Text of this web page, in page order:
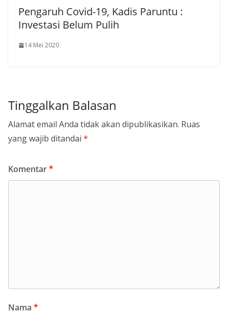
Pengaruh Covid-19, Kadis Paruntu :
Investasi Belum Pulih
14 Mei 2020
Tinggalkan Balasan
Alamat email Anda tidak akan dipublikasikan. Ruas
yang wajib ditandai *
Komentar*
Nama *